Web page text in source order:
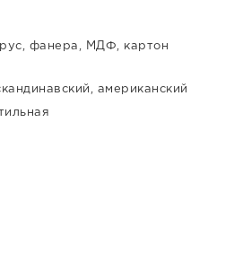
фанера, МДФ, картон
американский